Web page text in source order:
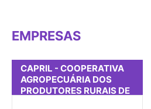
EMPRESAS
CAPRIL - COOPERATIVA
AGROPECUÁRIA DOS
PRODUTORES RURAIS DE